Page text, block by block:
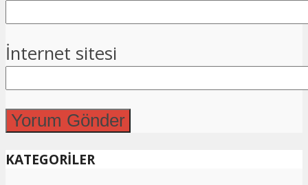
İnternet sitesi
KATEGORİLER